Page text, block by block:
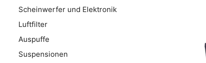
Scheinwerfer und Elektronik
Luftfilter
Auspuffe
Suspensionen